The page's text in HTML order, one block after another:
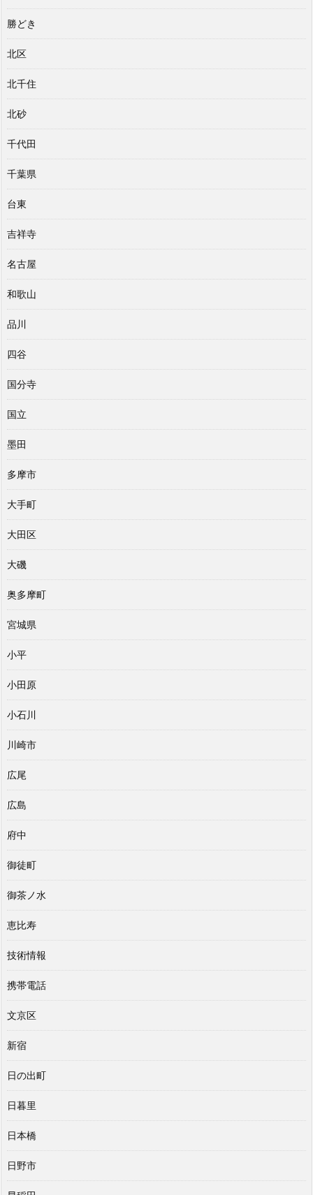
勝どき
北区
北千住
北砂
千代田
千葉県
台東
吉祥寺
名古屋
和歌山
品川
四谷
国分寺
国立
墨田
多摩市
大手町
大田区
大磯
奥多摩町
宮城県
小平
小田原
小石川
川崎市
広尾
広島
府中
御徒町
御茶ノ水
恵比寿
技術情報
携帯電話
文京区
新宿
日の出町
日暮里
日本橋
日野市